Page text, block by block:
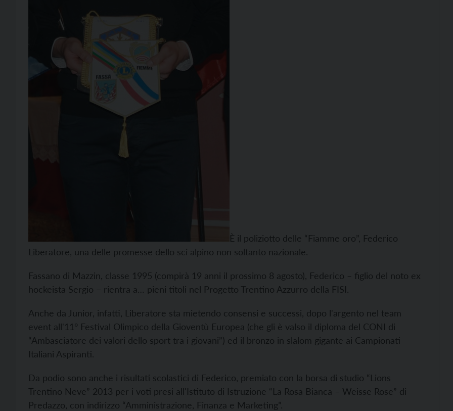
È il poliziotto delle “Fiamme oro”, Federico
Liberatore, una delle promesse dello sci alpino non soltanto nazionale.
Fassano di Mazzin, classe 1995 (compirà 19 anni il prossimo 8 agosto), Federico – figlio del noto ex
hockeista Sergio – rientra a… pieni titoli nel Progetto Trentino Azzurro della FISI.
Anche da Junior, infatti, Liberatore sta mietendo consensi e successi, dopo l'argento nel team
event all'11° Festival Olimpico della Gioventù Europea (che gli è valso il diploma del CONI di
“Ambasciatore dei valori dello sport tra i giovani”) ed il bronzo in slalom gigante ai Campionati
Italiani Aspiranti.
Da podio sono anche i risultati scolastici di Federico, premiato con la borsa di studio “Lions
Trentino Neve” 2013 per i voti presi all'Istituto di Istruzione “La Rosa Bianca – Weisse Rose” di
Predazzo, con indirizzo “Amministrazione, Finanza e Marketing”.